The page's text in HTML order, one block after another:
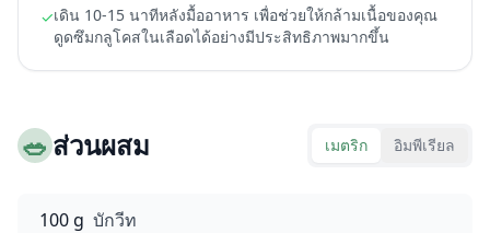
✓เดิน 10-15 นาทีหลังมื้ออาหาร เพื่อช่วยให้กล้ามเนื้อของคุณ
ดูดซึมกลูโคสในเลือดได้อย่างมีประสิทธิภาพมากขึ้น
🥗ส่วนผสม เมตริก อิมพีเรียล
100 g บักวีท